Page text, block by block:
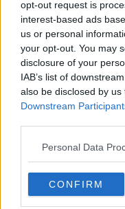
opt-out request is
interest-based ads
us or personal
your opt-out. You may
disclosure of your
IAB’s list of
also be disclosed by
Downstream
Personal Data
CONFIRM
Centinaia di fiorentini
all'internode lla libreria
un maxi-schermo. Un
confronti dello scrittore
mafia.
Se vuoi leggere le notizie